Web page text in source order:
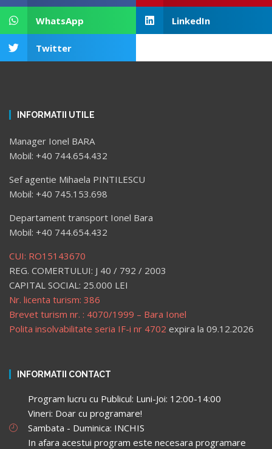
WhatsApp LinkedIn
Twitter
INFORMATII UTILE
Manager Ionel BARA
Mobil: +40 744.654.432
Sef agentie Mihaela PINTILESCU
Mobil: +40 745.153.698
Departament transport Ionel Bara
Mobil: +40 744.654.432
CUI: RO15143670
REG. COMERTULUI: J 40 / 792 / 2003
CAPITAL SOCIAL: 25.000 LEI
Nr. licenta turism: 386
Brevet turism nr. : 4070/1999 – Bara Ionel
Polita insolvabilitate seria IF-i nr 4702 expira la 09.12.2026
INFORMATII CONTACT
Program lucru cu Publicul: Luni-Joi: 12:00-14:00
Vineri: Doar cu programare!
Sambata - Duminica: INCHIS
In afara acestui program este necesara programare